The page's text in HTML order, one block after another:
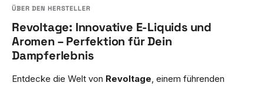
Revoltage: Innovative E-Liquids und
Aromen – Perfektion für Dein
Dampferlebnis
Entdecke die Welt von Revoltage , einem führenden